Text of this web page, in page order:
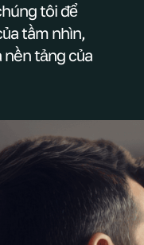
tôi để
tầm nhìn,
tảng của